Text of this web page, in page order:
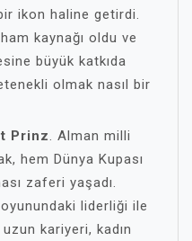
ikon haline getirdi.
kaynağı oldu ve
büyük katkıda
olmak nasıl bir
Prinz. Alman milli
hem Dünya Kupası
zaferi yaşadı.
oyunundaki liderliği ile
kariyeri, kadın